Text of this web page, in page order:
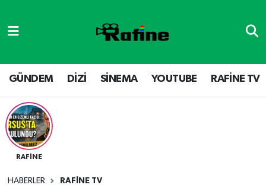
GÜNDEM DİZİ SİNEMA YOUTUBE RAFİNE TV
RAFİNE
HABERLER RAFİNE TV
DİZİ
SİNEMA
YOUTUBE
GÜNDEM
RAFİNE TV
SİNEMA
Hava Durumu
Namaz Vakitleri
Trafik Durumu